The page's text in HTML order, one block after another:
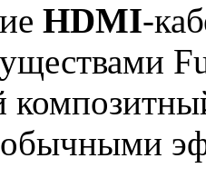
HDMI-
обычными